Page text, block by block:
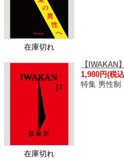
在庫切れ
在庫切れ
【
1,980円(税
特集 男性制